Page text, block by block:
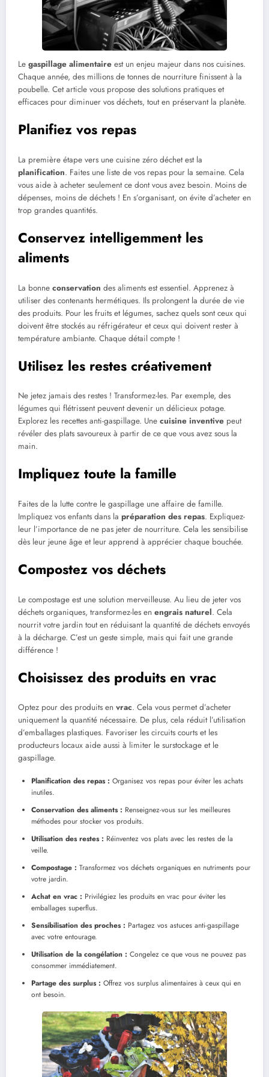
Le gaspillage alimentaire est un enjeu majeur dans nos cuisines.
Chaque année, des millions de tonnes de nourriture finissent à la
poubelle. Cet article vous propose des solutions pratiques et
efficaces pour diminuer vos déchets, tout en préservant la planète.
Planifiez vos repas
La première étape vers une cuisine zéro déchet est la
planification. Faites une liste de vos repas pour la semaine. Cela
vous aide à acheter seulement ce dont vous avez besoin. Moins de
dépenses, moins de déchets ! En s’organisant, on évite d’acheter en
trop grandes quantités.
Conservez intelligemment les
aliments
La bonne conservation des aliments est essentiel. Apprenez à
utiliser des contenants hermétiques. Ils prolongent la durée de vie
des produits. Pour les fruits et légumes, sachez quels sont ceux qui
doivent être stockés au réfrigérateur et ceux qui doivent rester à
température ambiante. Chaque détail compte !
Utilisez les restes créativement
Ne jetez jamais des restes ! Transformez-les. Par exemple, des
légumes qui flétrissent peuvent devenir un délicieux potage.
Explorez les recettes anti-gaspillage. Une cuisine inventive peut
révéler des plats savoureux à partir de ce que vous avez sous la
main.
Impliquez toute la famille
Faites de la lutte contre le gaspillage une affaire de famille.
Impliquez vos enfants dans la préparation des repas. Expliquez-
leur l’importance de ne pas jeter de nourriture. Cela les sensibilise
dès leur jeune âge et leur apprend à apprécier chaque bouchée.
Compostez vos déchets
Le compostage est une solution merveilleuse. Au lieu de jeter vos
déchets organiques, transformez-les en engrais naturel. Cela
nourrit votre jardin tout en réduisant la quantité de déchets envoyés
à la décharge. C’est un geste simple, mais qui fait une grande
différence !
Choisissez des produits en vrac
Optez pour des produits en vrac. Cela vous permet d’acheter
uniquement la quantité nécessaire. De plus, cela réduit l’utilisation
d’emballages plastiques. Favoriser les circuits courts et les
producteurs locaux aide aussi à limiter le surstockage et le
gaspillage.
Planification des repas : Organisez vos repas pour éviter les achats
inutiles.
Conservation des aliments : Renseignez-vous sur les meilleures
méthodes pour stocker vos produits.
Utilisation des restes : Réinventez vos plats avec les restes de la
veille.
Compostage : Transformez vos déchets organiques en nutriments pour
votre jardin.
Achat en vrac : Privilégiez les produits en vrac pour éviter les
emballages superflus.
Sensibilisation des proches : Partagez vos astuces anti-gaspillage
avec votre entourage.
Utilisation de la congélation : Congelez ce que vous ne pouvez pas
consommer immédiatement.
Partage des surplus : Offrez vos surplus alimentaires à ceux qui en
ont besoin.